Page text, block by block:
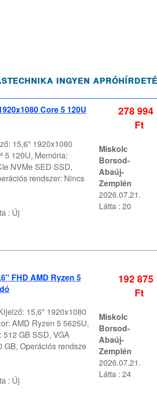
ingyen
Core 5 120U
15,6" 1920x1080
120U, Memória:
NVMe SED SSD,
rendszer: Nincs
: Új
278 994
Ft
Miskolc
Borsod-
Abaúj-
Zemplén
2026.07.21.
Látta : 20
FHD AMD Ryzen 5
15,6" 1920x1080
AMD Ryzen 5 5625U,
512 GB SSD, VGA
GB, Operációs rendsze
: Új
192 875
Ft
Miskolc
Borsod-
Abaúj-
Zemplén
2026.07.21.
Látta : 24